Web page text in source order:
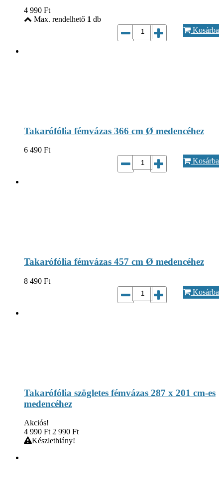
4 990 Ft
Max. rendelhető 1 db
Kosárba
Takarófólia fémvázas 366 cm Ø medencéhez
6 490 Ft
Kosárba
Takarófólia fémvázas 457 cm Ø medencéhez
8 490 Ft
Kosárba
Takarófólia szögletes fémvázas 287 x 201 cm-es
medencéhez
Akciós!
4 990 Ft 2 990 Ft
Készlethiány!